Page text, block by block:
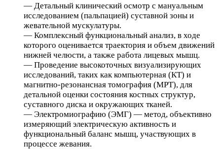
— Детальный клинический осмотр с мануальным
исследованием (пальпацией) суставной зоны и
жевательной мускулатуры.
— Комплексный функциональный анализ, в ходе
которого оценивается траектория и объем движений
нижней челюсти, а также работа лицевых мышц.
— Проведение высокоточных визуализирующих
исследований, таких как компьютерная (КТ) и
магнитно-резонансная томография (МРТ), для
детальной оценки состояния костных структур,
суставного диска и окружающих тканей.
— Электромиографию (ЭМГ) — метод, объективно
измеряющий электрическую активность и
функциональный баланс мышц, участвующих в
процессе жевания.